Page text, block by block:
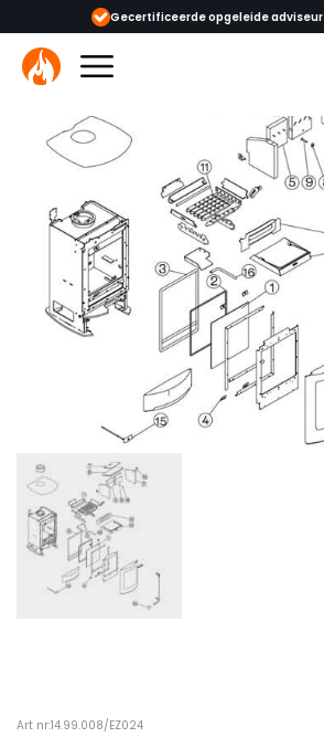
Gecertificeerde opgeleide adviseurs & monteurs
Art nr:14.99.008/EZ024